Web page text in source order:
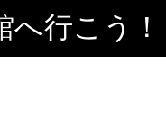
へ行こう